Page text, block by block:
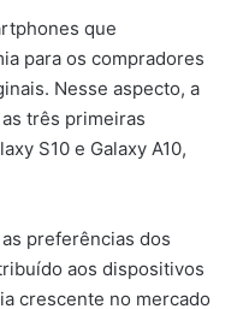
que
para os compradores
Nesse aspecto, a
três primeiras
S10 e Galaxy A10,
preferências dos
aos dispositivos
crescente no mercado